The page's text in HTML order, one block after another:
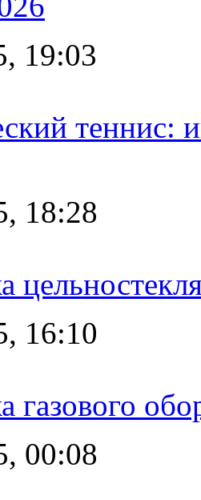
19:03
теннис:
18:28
16:10
газового
00:08